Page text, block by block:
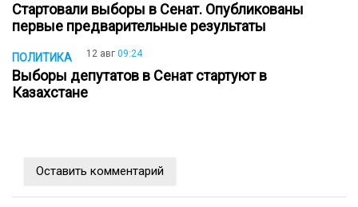
Стартовали выборы в Сенат. Опубликованы
первые предварительные результаты
ПОЛИТИКА 12 авг 09:24
Выборы депутатов в Сенат стартуют в
Казахстане
Оставить комментарий